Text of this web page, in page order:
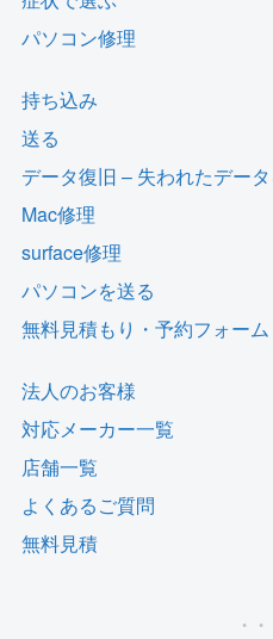
パソコン修理
持ち込み
送る
データ復旧 – 失われたデー
Mac修理
surface修理
パソコンを送る
無料見積もり・予約フォーム
法人のお客様
対応メーカー一覧
店舗一覧
よくあるご質問
無料見積